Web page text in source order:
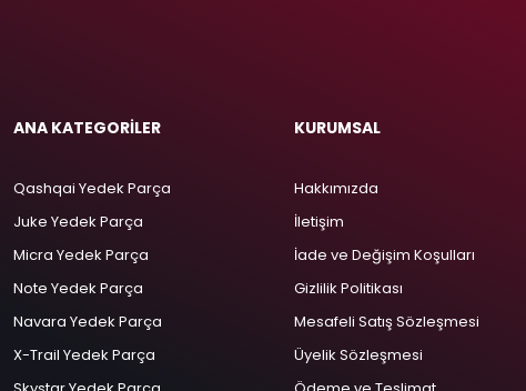
ANA KATEGORİLER
Qashqai Yedek Parça
Juke Yedek Parça
Micra Yedek Parça
Note Yedek Parça
Navara Yedek Parça
X-Trail Yedek Parça
KURUMSAL
Hakkımızda
İletişim
İade ve Değişim Koşulları
Gizlilik Politikası
Mesafeli Satış Sözleşmesi
Üyelik Sözleşmesi